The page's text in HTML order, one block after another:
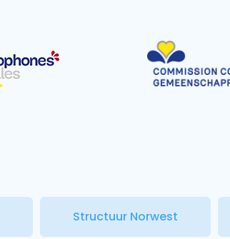
Structuur Norwest